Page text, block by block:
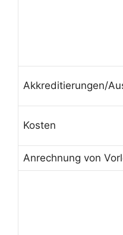
Akkreditierungen/
Kosten
Anrechnung von